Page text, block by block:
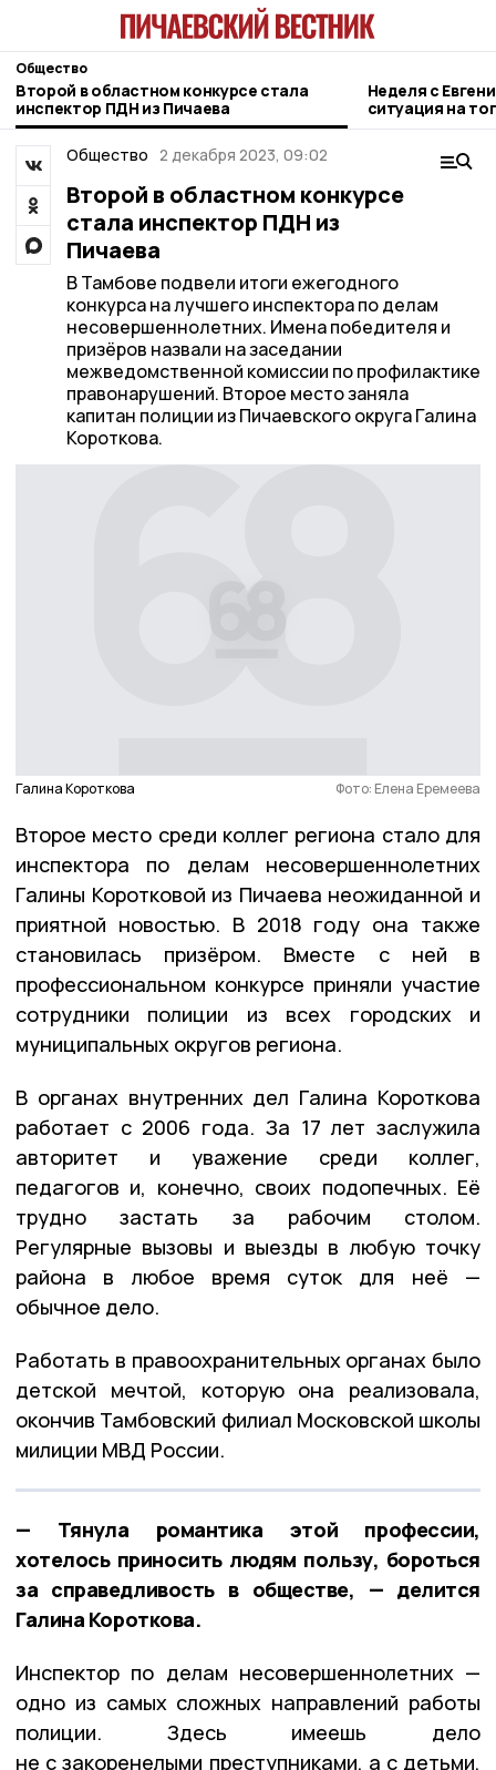
Общество
Второй в областном конкурсе стала
инспектор ПДН из Пичаева
Неделя с
ситуация на
городе и
Общество 2 декабря 2023, 09:02
Второй в областном конкурсе
стала инспектор ПДН из
Пичаева
В Тамбове подвели итоги ежегодного
конкурса на лучшего инспектора по делам
несовершеннолетних. Имена победителя и
призёров назвали на заседании
межведомственной комиссии по профилактике
правонарушений. Второе место заняла
капитан полиции из Пичаевского округа Галина
Короткова.
Галина Короткова Фото: Елена Еремеева
Второе место среди коллег региона стало для
инспектора по делам несовершеннолетних
Галины Коротковой из Пичаева неожиданной и
приятной новостью. В 2018 году она также
становилась призёром. Вместе с ней в
профессиональном конкурсе приняли участие
сотрудники полиции из всех городских и
муниципальных округов региона.
В органах внутренних дел Галина Короткова
работает с 2006 года. За 17 лет заслужила
авторитет и уважение среди коллег,
педагогов и, конечно, своих подопечных. Её
трудно застать за рабочим столом.
Регулярные вызовы и выезды в любую точку
района в любое время суток для неё —
обычное дело.
Работать в правоохранительных органах было
детской мечтой, которую она реализовала,
окончив Тамбовский филиал Московской школы
милиции МВД России.
— Тянула романтика этой профессии,
хотелось приносить людям пользу, бороться
за справедливость в обществе, — делится
Галина Короткова.
Инспектор по делам несовершеннолетних —
одно из самых сложных направлений работы
полиции. Здесь имеешь дело
не с закоренелыми преступниками, а с детьми,